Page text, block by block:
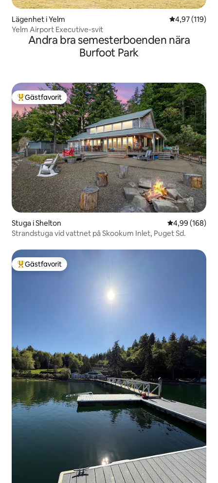
Lägenhet i Yelm 4,97 av 5 i
4,97 (119)
Yelm Airport Executive-svit
Andra bra semesterboenden nära
Burfoot Park
Populär gästfavorit
Gästfavorit
Stuga i Shelton 4,99 av 5 i
4,99 (168)
Strandstuga vid vattnet på Skookum Inlet, Puget Sd.
Populär gästfavorit
Gästfavorit